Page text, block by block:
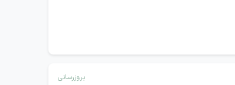
بروزرسانی